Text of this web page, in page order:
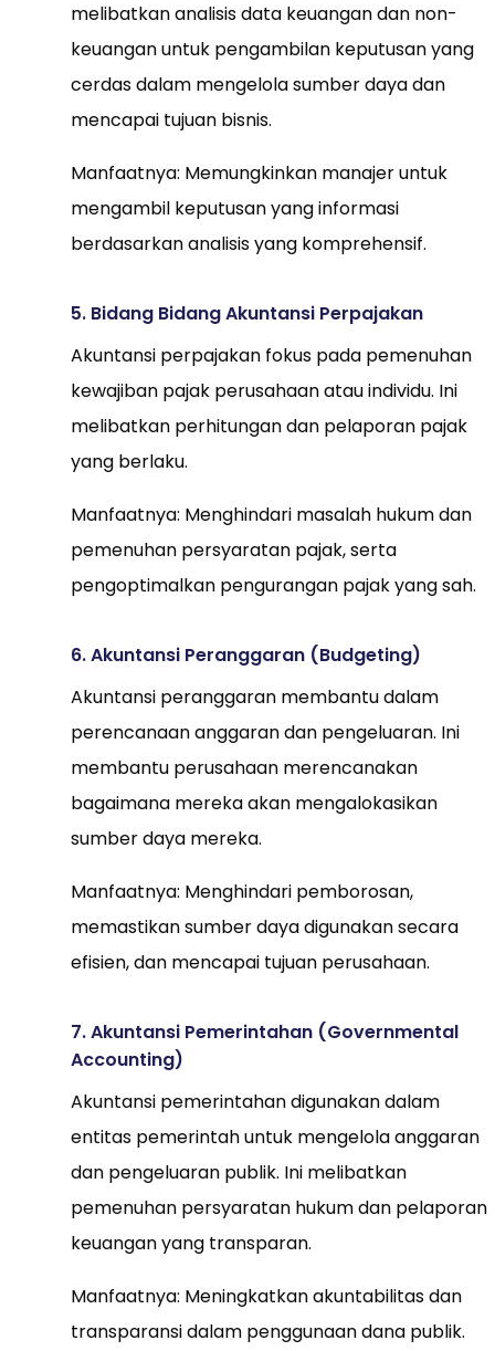
melibatkan analisis data keuangan dan non-
keuangan untuk pengambilan keputusan yang
cerdas dalam mengelola sumber daya dan
mencapai tujuan bisnis.
Manfaatnya: Memungkinkan manajer untuk
mengambil keputusan yang informasi
berdasarkan analisis yang komprehensif.
5. Bidang Bidang Akuntansi Perpajakan
Akuntansi perpajakan fokus pada pemenuhan
kewajiban pajak perusahaan atau individu. Ini
melibatkan perhitungan dan pelaporan pajak
yang berlaku.
Manfaatnya: Menghindari masalah hukum dan
pemenuhan persyaratan pajak, serta
pengoptimalkan pengurangan pajak yang sah.
6. Akuntansi Peranggaran (Budgeting)
Akuntansi peranggaran membantu dalam
perencanaan anggaran dan pengeluaran. Ini
membantu perusahaan merencanakan
bagaimana mereka akan mengalokasikan
sumber daya mereka.
Manfaatnya: Menghindari pemborosan,
memastikan sumber daya digunakan secara
efisien, dan mencapai tujuan perusahaan.
7. Akuntansi Pemerintahan (Governmental
Accounting)
Akuntansi pemerintahan digunakan dalam
entitas pemerintah untuk mengelola anggaran
dan pengeluaran publik. Ini melibatkan
pemenuhan persyaratan hukum dan pelaporan
keuangan yang transparan.
Manfaatnya: Meningkatkan akuntabilitas dan
transparansi dalam penggunaan dana publik.